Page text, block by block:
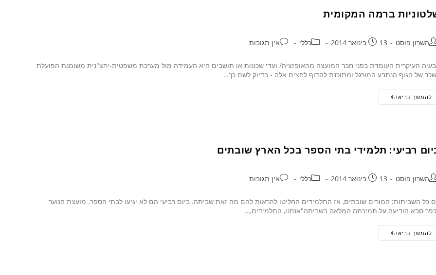
ברמה המקומית
השרון פוסט 13 בינואר 2014 כללי אין תגובות
העיקרית העומדת בפני חבר המועצה מהאופזציה/ ועדי שכונות או תושבים היא העמידה מול מערכת משפטית-יחצ"נית משומנת הפועלת
של הגוף הנתבע המורגל ומתוכנת להדוף לחצים אלה - בדיוק לשם כך…
להמשך קריאה
רביעי: תלמידי בתי הספר בכל הארץ שובתים
השרון פוסט 13 בינואר 2014 כללי אין תגובות
כל השביתות: המורים שובתים, אז התלמידים החליטו להראות להם מה זאת שביתה. ביום רביעי הם לא יגיעו לבתי הספר. מועצת הנוער
סבא הודיעה על תמיכתה המלאה בשביתה"אנחנו, התלמידים,…
להמשך קריאה